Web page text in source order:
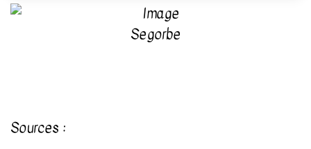
Segorbe
Sources :